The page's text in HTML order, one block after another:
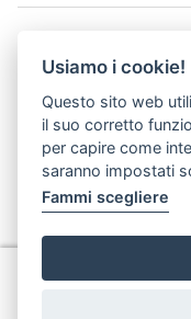
P. I.
(abilitato alla
Usiamo i cookie!
Questo sito web
il suo corretto
per capire come
saranno impostati
Fammi scegliere